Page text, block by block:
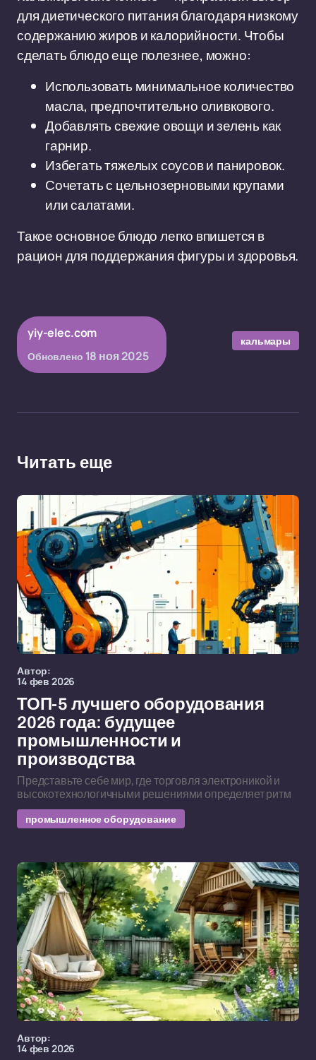
для диетического питания благодаря низкому
содержанию жиров и калорийности. Чтобы
сделать блюдо еще полезнее, можно:
Использовать минимальное количество
масла, предпочтительно оливкового.
Добавлять свежие овощи и зелень как
гарнир.
Избегать тяжелых соусов и панировок.
Сочетать с цельнозерновыми крупами
или салатами.
Такое основное блюдо легко впишется в
рацион для поддержания фигуры и здоровья.
yiy-elec.com
Обновлено 18 ноя 2025
кальмары
Читать еще
Автор:
14 фев 2026
ТОП-5 лучшего оборудования
2026 года: будущее
промышленности и
производства
Представьте себе мир, где торговля электроникой и
высокотехнологичными решениями определяет ритм
промышленное оборудование
Автор:
14 фев 2026